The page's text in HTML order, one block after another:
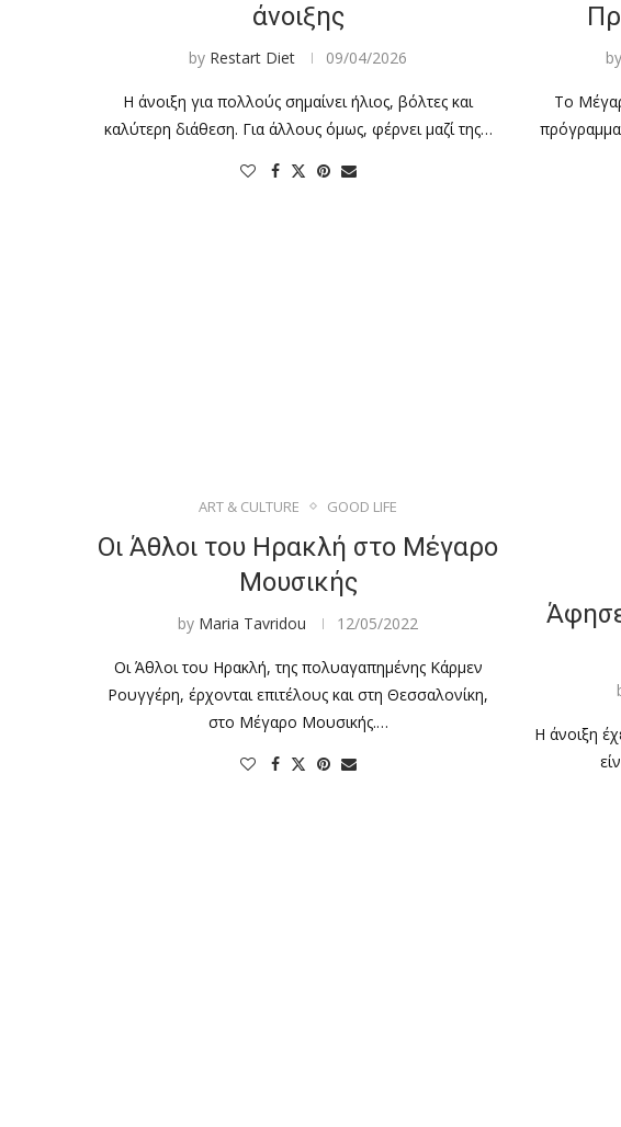
άνοιξης
by Restart Diet 09/04/2026
Η άνοιξη για πολλούς σημαίνει ήλιος, βόλτες και
καλύτερη διάθεση. Για άλλους όμως, φέρνει μαζί της…
by
Το
ART & CULTURE GOOD LIFE
Οι Άθλοι του Ηρακλή στο Μέγαρο
Μουσικής
by Maria Tavridou 12/05/2022
Οι Άθλοι του Ηρακλή, της πολυαγαπημένης Κάρμεν
Ρουγγέρη, έρχονται επιτέλους και στη Θεσσαλονίκη,
στο Μέγαρο Μουσικής.…
Η άνοιξη